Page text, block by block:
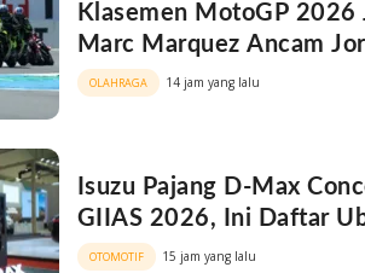
Klasemen MotoGP 2026
Marc Marquez Ancam
OLAHRAGA 14 jam yang lalu
Isuzu Pajang D-Max
GIIAS 2026, Ini Daftar
OTOMOTIF 15 jam yang lalu